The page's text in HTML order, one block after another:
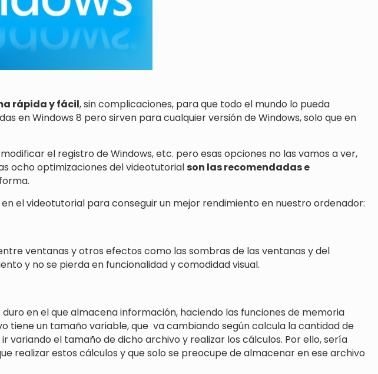
rápida y fácil, sin complicaciones, para que todo el mundo lo pueda
en Windows 8 pero sirven para cualquier versión de Windows, solo que en
el registro de Windows, etc. pero esas opciones no las vamos a ver,
ocho optimizaciones del videotutorialson las recomendadas e
el videotutorial para conseguir un mejor rendimiento en nuestro ordenador:
ventanas y otros efectos como las sombras de las ventanas y del
y no se pierda en funcionalidad y comodidad visual.
en el que almacena información, haciendo las funciones de memoria
tiene un tamaño variable, que va cambiando según calcula la cantidad de
el tamaño de dicho archivo y realizar los cálculos. Por ello, sería
realizar estos cálculos y que solo se preocupe de almacenar en ese archivo